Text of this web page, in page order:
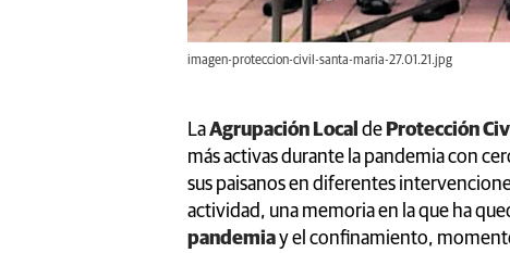
imagen-proteccion-civil-santa-maria-27.01.21.jpg
LaAgrupación Local de Protección
más activas durante la pandemia con
sus paisanos en diferentes
actividad, una memoria en la que ha
pandemiay el confinamiento,